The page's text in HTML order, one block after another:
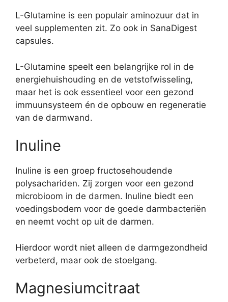
L-Glutamine is een populair aminozuur dat in
veel supplementen zit. Zo ook in SanaDigest
capsules.
L-Glutamine speelt een belangrijke rol in de
energiehuishouding en de vetstofwisseling,
maar het is ook essentieel voor een gezond
immuunsysteem én de opbouw en regeneratie
van de darmwand.
Inuline
Inuline is een groep fructosehoudende
polysachariden. Zij zorgen voor een gezond
microbioom in de darmen. Inuline biedt een
voedingsbodem voor de goede darmbacteriën
en neemt vocht op uit de darmen.
Hierdoor wordt niet alleen de darmgezondheid
verbeterd, maar ook de stoelgang.
Magnesiumcitraat